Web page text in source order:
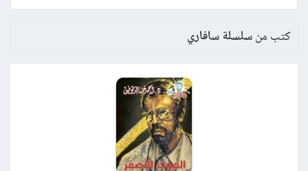
كتب من سلسلة سافاري